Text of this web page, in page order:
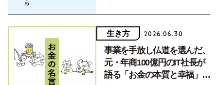
生き方 2026.06.30
事業を手放し仏道を選んだ、
元・年商100億円のIT社長が
語る「お金の本質と幸福」の